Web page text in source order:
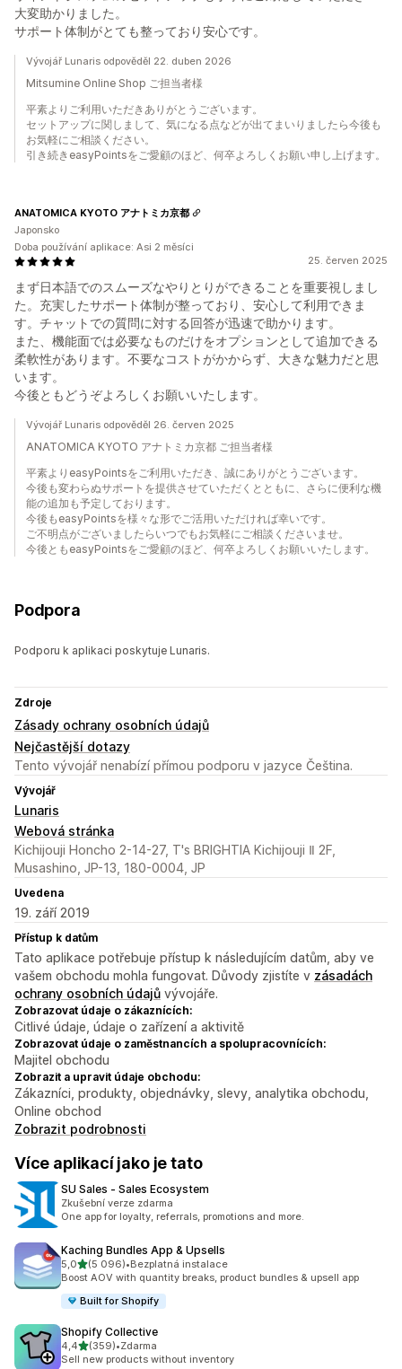
大変助かりました。
サポート体制がとても整っており安心です。
Vývojář Lunaris odpověděl 22. duben 2026
Mitsumine Online Shop ご担当者様
平素よりご利用いただきありがとうございます。
セットアップに関しまして、気になる点などが出てまいりましたら今後も
お気軽にご相談ください。
引き続きeasyPointsをご愛顧のほど、何卒よろしくお願い申し上げます。
25. červen 2025
まず日本語でのスムーズなやりとりができることを重要視しまし
た。充実したサポート体制が整っており、安心して利用できま
す。チャットでの質問に対する回答が迅速で助かります。
また、機能面では必要なものだけをオプションとして追加できる
柔軟性があります。不要なコストがかからず、大きな魅力だと思
います。
今後ともどうぞよろしくお願いいたします。
ANATOMICA KYOTO アナトミカ京都
Japonsko
Doba používání aplikace: Asi 2 měsíci
Vývojář Lunaris odpověděl 26. červen 2025
ANATOMICA KYOTO アナトミカ京都 ご担当者様
平素よりeasyPointsをご利用いただき、誠にありがとうございます。
今後も変わらぬサポートを提供させていただくとともに、さらに便利な機
能の追加も予定しております。
今後もeasyPointsを様々な形でご活用いただければ幸いです。
ご不明点がございましたらいつでもお気軽にご相談くださいませ。
今後ともeasyPointsをご愛顧のほど、何卒よろしくお願いいたします。
Podpora
Podporu k aplikaci poskytuje Lunaris.
Zdroje
Zásady ochrany osobních údajů
Nejčastější dotazy
Tento vývojář nenabízí přímou podporu v jazyce Čeština.
Vývojář
Lunaris
Webová stránka
Kichijouji Honcho 2-14-27, T's BRIGHTIA Kichijouji Ⅱ 2F,
Musashino, JP-13, 180-0004, JP
Uvedena
19. září 2019
Přístup k datům
Tato aplikace potřebuje přístup k následujícím datům, aby ve
vašem obchodu mohla fungovat. Důvody zjistíte v zásadách
ochrany osobních údajů vývojáře.
Zobrazovat údaje o zákaznících:
Citlivé údaje, údaje o zařízení a aktivitě
Zobrazovat údaje o zaměstnancích a spolupracovnících:
Majitel obchodu
Zobrazit a upravit údaje obchodu:
Zákazníci, produkty, objednávky, slevy, analytika obchodu,
Online obchod
Zobrazit podrobnosti
Více aplikací jako je tato
SU Sales ‑ Sales Ecosystem
Zkušební verze zdarma
One app for loyalty, referrals, promotions and more.
Kaching Bundles App & Upsells
5,0z 5 hvězd
(5 096)
Celkový počet recenzí: 5096
•Bezplatná instalace
Boost AOV with quantity breaks, product bundles & upsell app
Built for Shopify
Shopify Collective
4,4z 5 hvězd
(359)
Celkový počet recenzí: 359
•Zdarma
Sell new products without inventory